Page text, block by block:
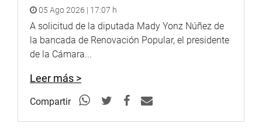
05 Ago 2026 | 17:07 h
A solicitud de la diputada Mady Yonz Núñez de
la bancada de Renovación Popular, el presidente
de la Cámara...
Leer más >
Compartir